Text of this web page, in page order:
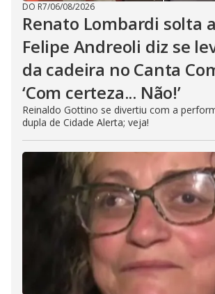
DO R7/06/08/2026
Renato Lombardi solta
Felipe Andreoli diz se
da cadeira no Canta
‘Com certeza... Não!’
Reinaldo Gottino se divertiu com a
dupla de Cidade Alerta; veja!